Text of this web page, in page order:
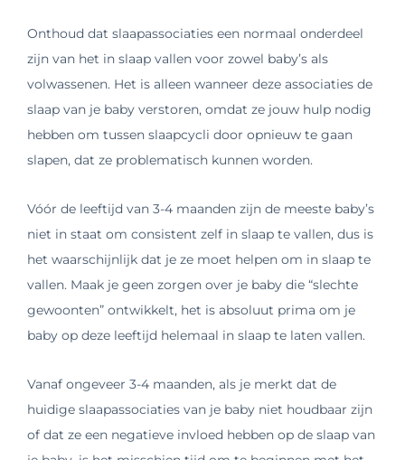
Onthoud dat slaapassociaties een normaal onderdeel
zijn van het in slaap vallen voor zowel baby’s als
volwassenen. Het is alleen wanneer deze associaties de
slaap van je baby verstoren, omdat ze jouw hulp nodig
hebben om tussen slaapcycli door opnieuw te gaan
slapen, dat ze problematisch kunnen worden.
Vóór de leeftijd van 3-4 maanden zijn de meeste baby’s
niet in staat om consistent zelf in slaap te vallen, dus is
het waarschijnlijk dat je ze moet helpen om in slaap te
vallen. Maak je geen zorgen over je baby die “slechte
gewoonten” ontwikkelt, het is absoluut prima om je
baby op deze leeftijd helemaal in slaap te laten vallen.
Vanaf ongeveer 3-4 maanden, als je merkt dat de
huidige slaapassociaties van je baby niet houdbaar zijn
of dat ze een negatieve invloed hebben op de slaap van